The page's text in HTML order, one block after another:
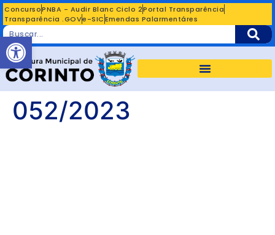
ConcursoPNBA - Audir Blanc Ciclo 2Portal Transparência
Transparência .GOVe-SICEmendas Palarmentáres
052/2023
Abrir a barra de ferramentas